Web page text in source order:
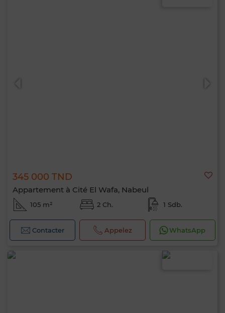
345 000 TND
Appartement à Cité El Wafa, Nabeul
105 m² 2 Ch. 1 Sdb.
Contacter Appelez WhatsApp